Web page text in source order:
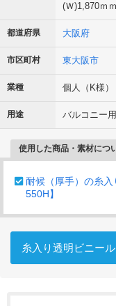
(Ｗ)1,870ｍ
都道府県 大阪府
市区町村 東大阪市
業種 個人（K様）
用途 バルコニー
使用した商品・素材につ
耐候（厚手）の糸
550H】
糸入り透明ビニー